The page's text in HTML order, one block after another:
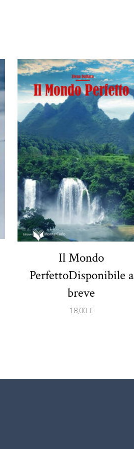
Il Mondo
PerfettoDisponibile a
breve
18,00€